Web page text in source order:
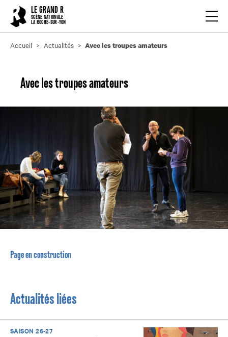
LE GRAND R
SCÈNE NATIONALE
LA ROCHE-SUR-YON
Accueil Actualités Avec les troupes amateurs
Avec les troupes amateurs
Page en construction
Actualités liées
SAISON 26-27
Cookies management panel